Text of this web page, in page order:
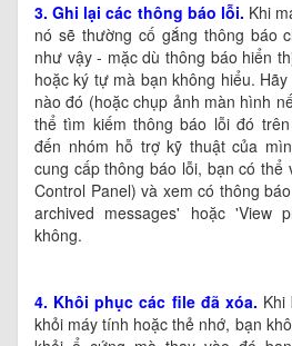
3. Ghi lại các thông báo lỗi. Khi
nó sẽ thường cố gắng thông báo
như vậy - mặc dù thông báo hiển
hoặc ký tự mà bạn không hiểu.
nào đó (hoặc chụp ảnh màn hình
thể tìm kiếm thông báo lỗi đó
đến nhóm hỗ trợ kỹ thuật của
cung cấp thông báo lỗi, bạn có thể
Control Panel) và xem có thông
archived messages' hoặc 'View
không.
4. Khôi phục các file đã xóa. Khi
khỏi máy tính hoặc thẻ nhớ, bạn